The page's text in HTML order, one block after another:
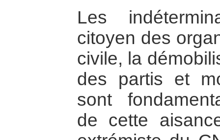
Les
citoyen des
civile, la
des partis et
sont
de cette